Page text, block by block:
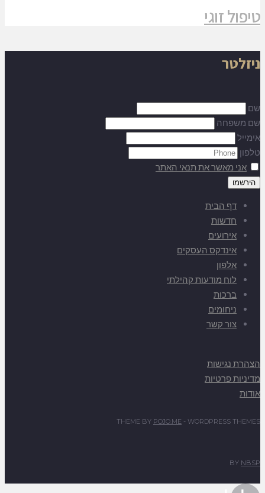
טיפול זוגי
ניזלטר
שם
שם משפחה
אימייל
טלפון
אני מאשר את תנאי האתר
דף הבית
חדשות
אירועים
אינדקס העסקים
אלפון
לוח מודעות קהילתי
ברכות
ניחומים
צור קשר
הצהרת נגישות
מדיניות פרטיות
אודות
THEME BY POJO.ME - WORDPRESS THEMES
BY NBSP